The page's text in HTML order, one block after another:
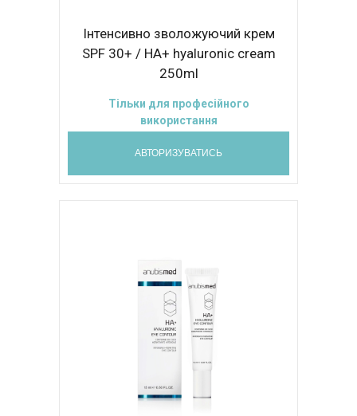
Інтенсивно зволожуючий крем
SPF 30+ / HА+ hyaluronic cream
250ml
Тільки для професійного
використання
АВТОРИЗУВАТИСЬ